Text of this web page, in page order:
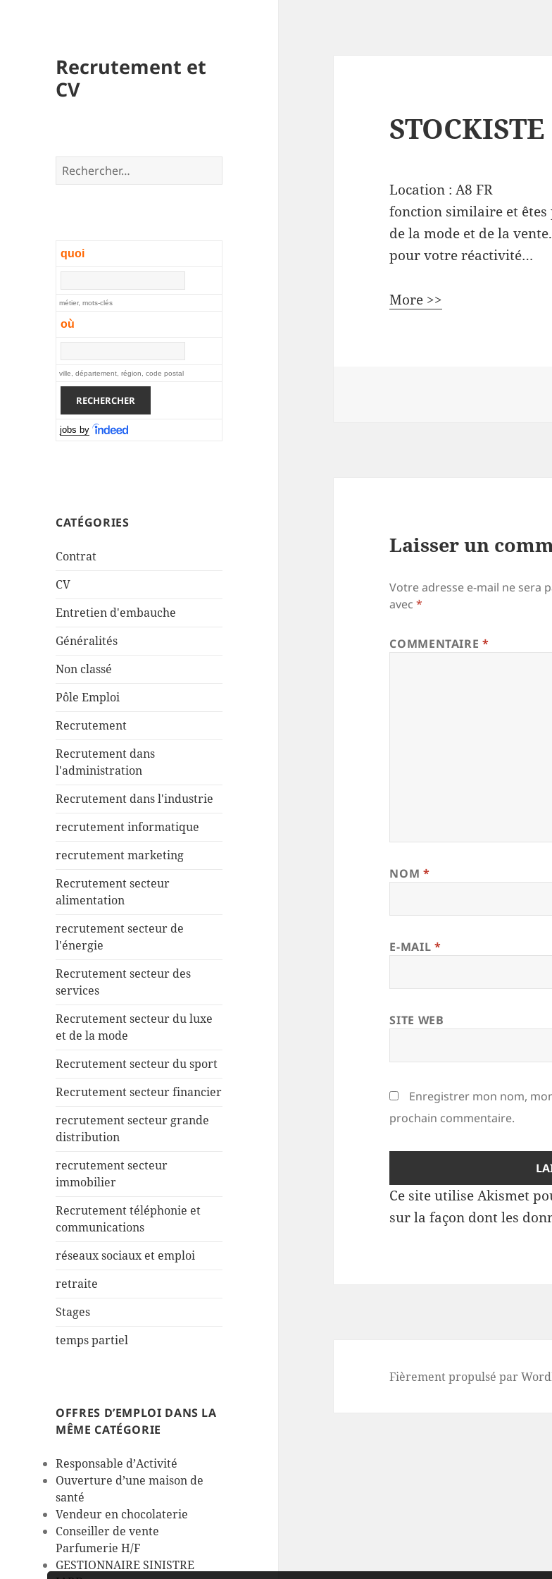
Recrutement et
CV
Rechercher :
quoi
métier, mots-clés
où
ville, département, région, code postal
jobs by
CATÉGORIES
Contrat
CV
Entretien d'embauche
Généralités
Non classé
Pôle Emploi
Recrutement
Recrutement dans
l'administration
Recrutement dans l'industrie
recrutement informatique
recrutement marketing
Recrutement secteur
alimentation
recrutement secteur de
l'énergie
Recrutement secteur des
services
Recrutement secteur du luxe
et de la mode
Recrutement secteur du sport
Recrutement secteur financier
recrutement secteur grande
distribution
recrutement secteur
immobilier
Recrutement téléphonie et
communications
réseaux sociaux et emploi
retraite
Stages
temps partiel
OFFRES D’EMPLOI DANS LA
MÊME CATÉGORIE
Responsable d’Activité
Ouverture d’une maison de
santé
Vendeur en chocolaterie
Conseiller de vente
Parfumerie H/F
GESTIONNAIRE SINISTRE
Location :A8 FR
fonction similaire et
de la mode et de la
pour votre réactivité…
More >>
Laisser un
Votre adresse e-mail ne sera
avec*
COMMENTAIRE*
NOM *
E-MAIL *
SITE WEB
Enregistrer mon nom,
prochain commentaire.
Ce site utilise Akismet
sur la façon dont les
Fièrement propulsé par